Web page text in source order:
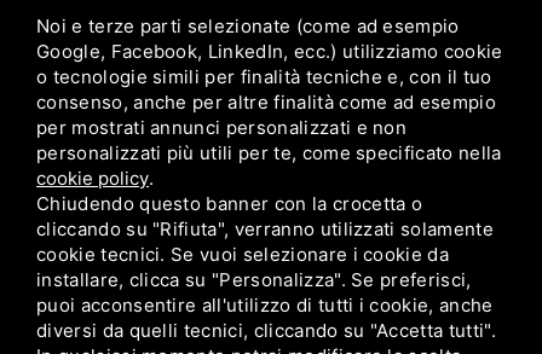
+39 0532 770163
VETRINE & vetrine / P.IVA 01250450382 / Via
G.Calvino, 28/a Ferrara (FE) 44122
+39 0532 770163/info@vetrinevetrine.com
Home Chi siamo Shop Experience Offerte Servizi
Noi e terze parti selezionate (come ad esempio
Google, Facebook, LinkedIn, ecc.) utilizziamo cookie
o tecnologie simili per finalità tecniche e, con il tuo
consenso, anche per altre finalità come ad esempio
per mostrati annunci personalizzati e non
personalizzati più utili per te, come specificato nella
cookie policy.
Chiudendo questo banner con la crocetta o
cliccando su "Rifiuta", verranno utilizzati solamente
cookie tecnici. Se vuoi selezionare i cookie da
installare, clicca su "Personalizza". Se preferisci,
puoi acconsentire all'utilizzo di tutti i cookie, anche
diversi da quelli tecnici, cliccando su "Accetta tutti".